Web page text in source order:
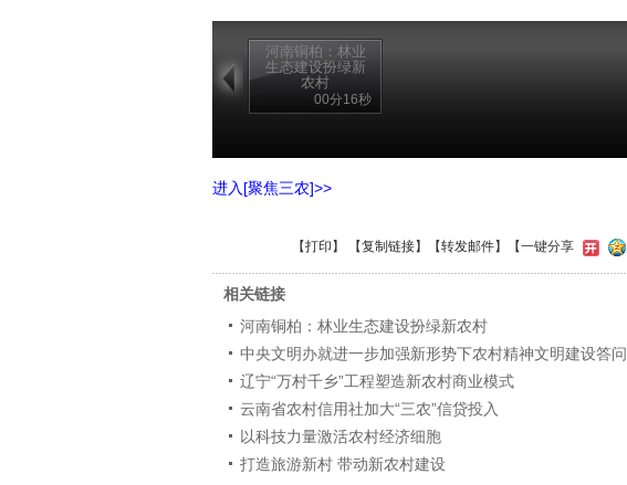
河南铜柏：林业
生态建设扮绿新
农村
00分16秒
进入[聚焦三农]>>
【打印 】 【复制链接】【转发邮件】 【一键分享
相关链接
河南铜柏：林业生态建设扮绿新农村
中央文明办就进一步加强新形势下农村精神文明建设答问
辽宁“万村千乡”工程塑造新农村商业模式
云南省农村信用社加大“三农”信贷投入
以科技力量激活农村经济细胞
打造旅游新村 带动新农村建设